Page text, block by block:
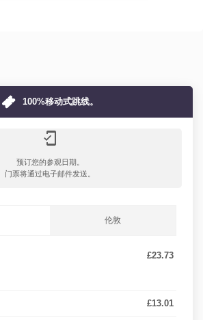
100%移动式跳线。
mobile_friendly
预订您的参观日期。
门票将通过电子邮件发送。
伦敦
£23.73
£13.01